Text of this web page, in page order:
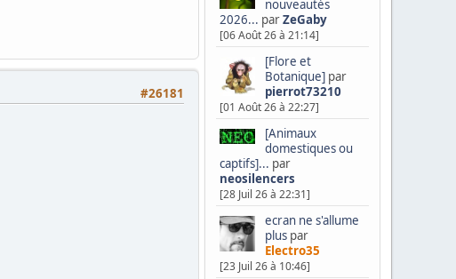
nouveautés
2026... parZeGaby
[06 Août 26 à 21:14]
[Flore et
Botanique]par
pierrot73210
[01 Août 26 à 22:27]
[Animaux
domestiques ou
captifs]... par
neosilencers
[28 Juil 26 à 22:31]
ecran ne s'allume
pluspar
Electro35
[23 Juil 26 à 10:46]
#26181